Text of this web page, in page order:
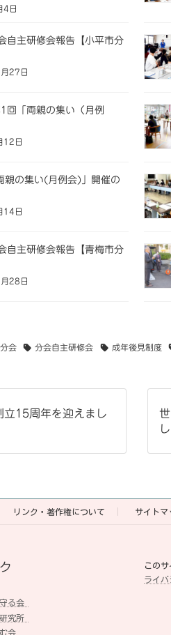
4日
自主研修会報告【小平市分
27日
回「両親の集い（月例
12日
親の集い(月例会)」開催の
14日
自主研修会報告【青梅市分
28日
会 分会自主研修会 成年後見制度
立15周年を迎えまし
リンク・著作権について サイトマ
る会
究所
会
このサ
ライバ